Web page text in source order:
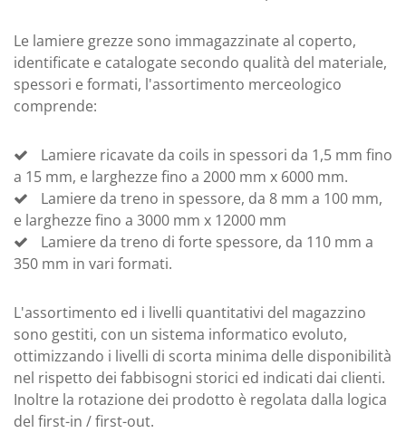
Le lamiere grezze sono immagazzinate al coperto,
identificate e catalogate secondo qualità del materiale,
spessori e formati, l'assortimento merceologico
comprende:
Lamiere ricavate da coils in spessori da 1,5 mm fino
a 15 mm, e larghezze fino a 2000 mm x 6000 mm.
Lamiere da treno in spessore, da 8 mm a 100 mm,
e larghezze fino a 3000 mm x 12000 mm
Lamiere da treno di forte spessore, da 110 mm a
350 mm in vari formati.
L'assortimento ed i livelli quantitativi del magazzino
sono gestiti, con un sistema informatico evoluto,
ottimizzando i livelli di scorta minima delle disponibilità
nel rispetto dei fabbisogni storici ed indicati dai clienti.
Inoltre la rotazione dei prodotto è regolata dalla logica
del first-in / first-out.